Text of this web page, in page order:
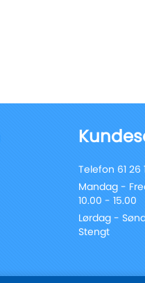
Telefon 61
Mandag -
10.00 - 15.00
Lørdag -
Stengt